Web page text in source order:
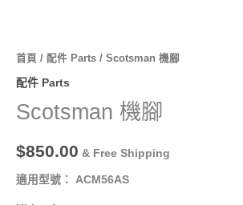
首頁 / 配件 Parts / Scotsman 機腳
配件 Parts
Scotsman 機腳
$850.00 & Free Shipping
適用型號： ACM56AS